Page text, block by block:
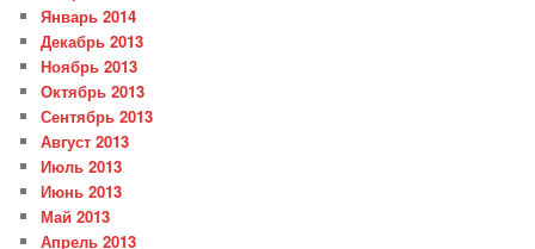
Январь 2014
Декабрь 2013
Ноябрь 2013
Октябрь 2013
Сентябрь 2013
Август 2013
Июль 2013
Июнь 2013
Май 2013
Апрель 2013